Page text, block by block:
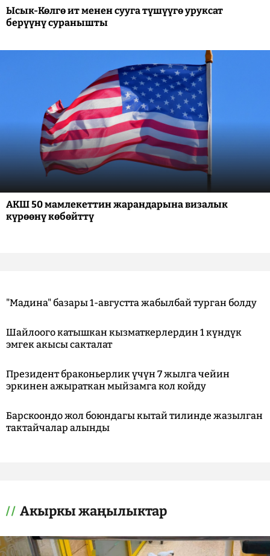
Ысык-Көлгө ит менен сууга түшүүгө уруксат
берүүнү суранышты
АКШ 50 мамлекеттин жарандарына визалык
күрөөнү көбөйттү
"Мадина" базары 1-августта жабылбай турган болду
Шайлоого катышкан кызматкерлердин 1 күндүк
эмгек акысы сакталат
Президент браконьерлик үчүн 7 жылга чейин
эркинен ажыраткан мыйзамга кол койду
Барскоондо жол боюндагы кытай тилинде жазылган
тактайчалар алынды
Акыркы жаңылыктар